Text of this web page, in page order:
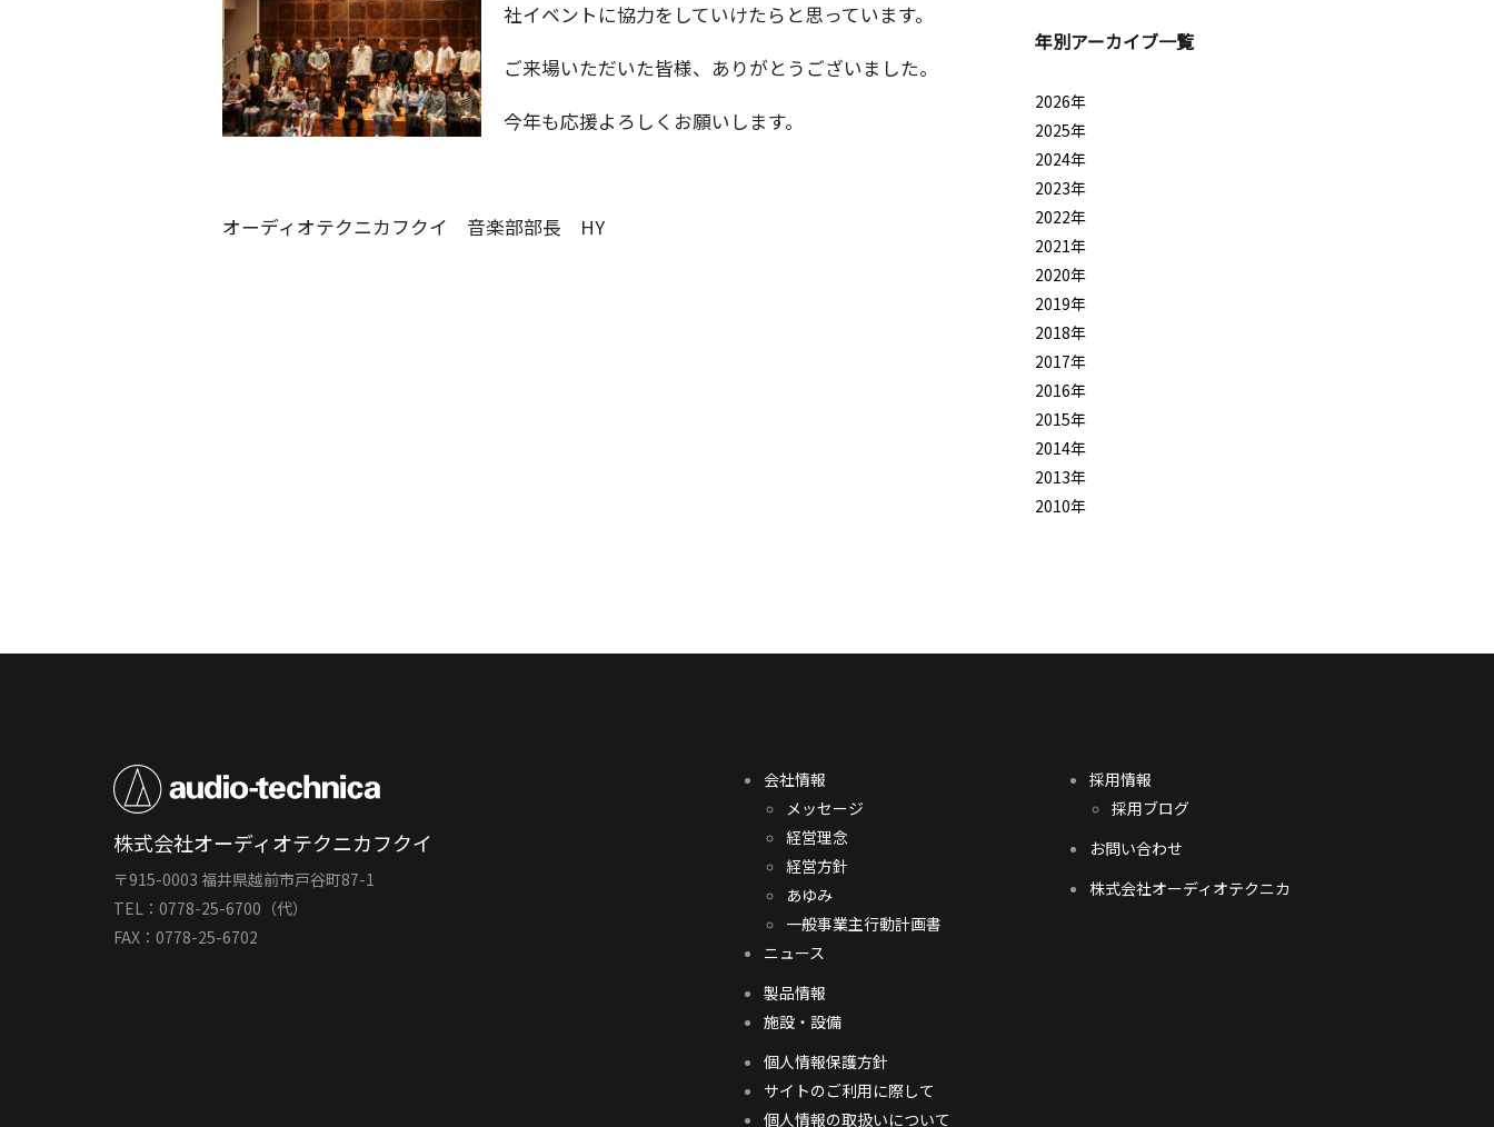
社イベントに協力をしていけたらと思っています。
ご来場いただいた皆様、ありがとうございました。
今年も応援よろしくお願いします。
オーディオテクニカフクイ 音楽部部長 HY
年別アーカイブ一覧
2026年
2025年
2024年
2023年
2022年
2021年
2020年
2019年
2018年
2017年
2016年
2015年
2014年
2013年
2010年
株式会社オーディオテクニカフクイ
〒915-0003 福井県越前市戸谷町87-1
TEL：0778-25-6700（代）
FAX：0778-25-6702
会社情報
メッセージ
経営理念
経営方針
あゆみ
一般事業主行動計画書
ニュース
製品情報
施設・設備
個人情報保護方針
サイトのご利用に際して
個人情報の取扱いについて
採用情報
採用ブログ
お問い合わせ
株式会社オーディオテクニカ